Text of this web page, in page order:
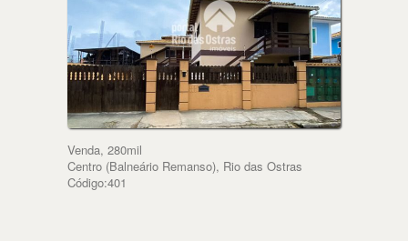
Venda, 280mil
Centro (Balneário Remanso), Rio das Ostras
Código:401